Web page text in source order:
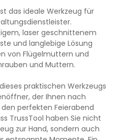
das ideale Werkzeug für
laser geschnittenem
und langlebige Lösung
von Flügelmuttern und
und Muttern.
praktischen Werkzeugs
der Ihnen nach
perfekten Feierabend
TrussTool haben Sie nicht
zur Hand, sondern auch